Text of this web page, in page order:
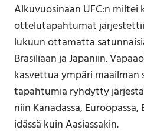
Alkuvuosinaan UFC:n miltei
ottelutapahtumat
lukuun ottamatta
Brasiliaan ja Japaniin.
kasvettua ympäri maailman
tapahtumia ryhdytty
niin Kanadassa,
idässä kuin Aasiassakin.